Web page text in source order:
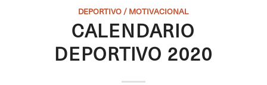
DEPORTIVO / MOTIVACIONAL
CALENDARIO
DEPORTIVO 2020